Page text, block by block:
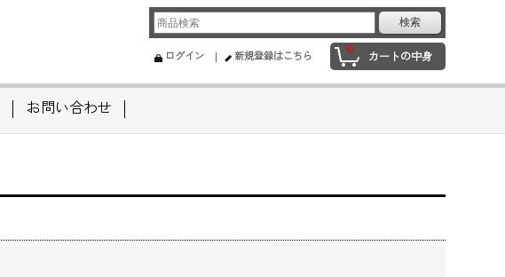
0
カートの中身
ログイン 新規登録はこちら
お問い合わせ